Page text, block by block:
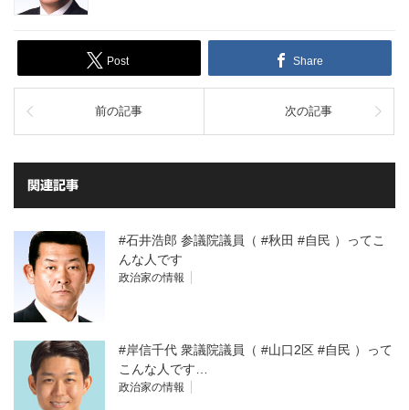
Post Share
前の記事 次の記事
関連記事
#石井浩郎 参議院議員（ #秋田 #自民 ）ってこ
んな人です
政治家の情報
#岸信千代 衆議院議員（ #山口2区 #自民 ）って
こんな人です…
政治家の情報